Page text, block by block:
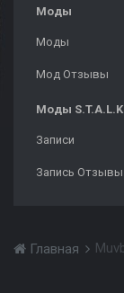
Моды
Моды
Мод Отзывы
Моды
Записи
Запись Отзывы
Главная